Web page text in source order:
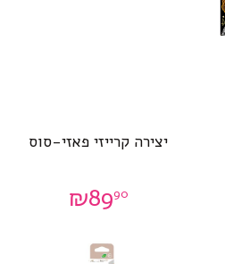
יצירה קרייזי פאזי-סוס
₪8990